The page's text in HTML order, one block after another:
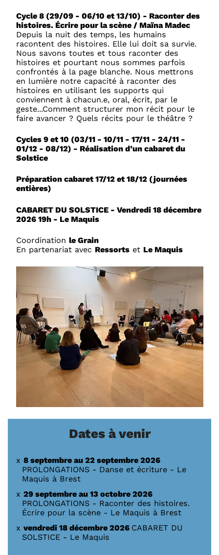
Cycle 8 (29/09 - 06/10 et 13/10) - Raconter des
histoires. Écrire pour la scène / Maïna Madec
Depuis la nuit des temps, les humains
racontent des histoires. Elle lui doit sa survie.
Nous savons toutes et tous raconter des
histoires et pourtant nous sommes parfois
confrontés à la page blanche. Nous mettrons
en lumière notre capacité à raconter des
histoires en utilisant les supports qui
conviennent à chacun.e, oral, écrit, par le
geste...Comment structurer mon récit pour le
faire avancer ? Quels récits pour le théâtre ?
Cycles 9 et 10 (03/11 - 10/11 - 17/11 - 24/11 -
01/12 - 08/12) - Réalisation d’un cabaret du
Solstice
Préparation cabaret 17/12 et 18/12 (journées
entières)
CABARET DU SOLSTICE - Vendredi 18 décembre
2026 19h - Le Maquis
Coordination le Grain
En partenariat avec Ressortset Le Maquis
Dates à venir
8 septembre au 22 septembre 2026
PROLONGATIONS - Danse et écriture - Le
Maquis à Brest
29 septembre au 13 octobre 2026
PROLONGATIONS - Raconter des histoires.
Écrire pour la scène - Le Maquis à Brest
vendredi 18 décembre 2026 CABARET DU
SOLSTICE - Le Maquis